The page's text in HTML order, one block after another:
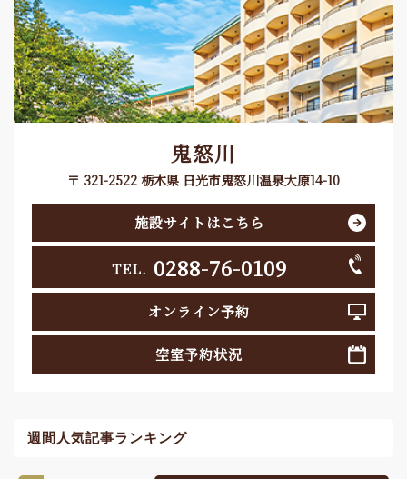
鬼怒川
〒 321-2522 栃木県 日光市鬼怒川温泉大原14-10
施設サイトはこちら
TEL. 0288-76-0109
オンライン予約
空室予約状況
週間人気記事ランキング